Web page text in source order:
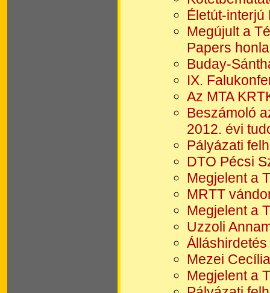
Életút-interjú
Megújult a
Papers
Buday-
IX.
Az MTA
Beszámoló
2012. évi
Pályázati
DTO Pécsi
Megjelent a
MRTT
Megjelent a
Uzzoli
Mezei
Megjelent a